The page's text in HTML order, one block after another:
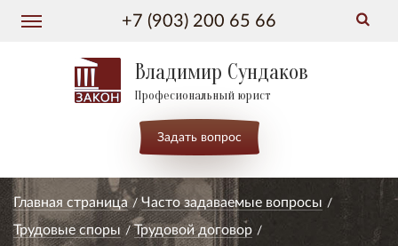
+7 (903) 200 65 66
Владимир Сундаков
Професиональный юрист
Задать вопрос
Главная страница
Часто задаваемые вопросы
Трудовые споры
Трудовой договор